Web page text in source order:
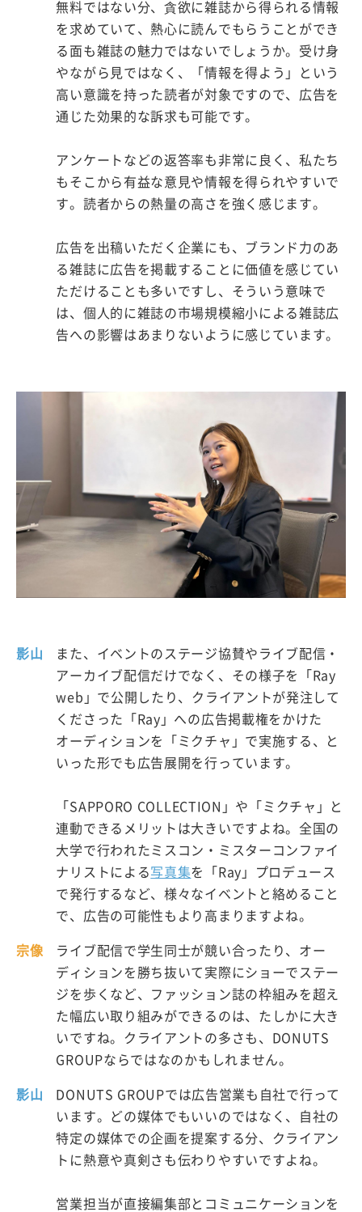
無料ではない分、貪欲に雑誌から得られる情報
を求めていて、熱心に読んでもらうことができ
る面も雑誌の魅力ではないでしょうか。受け身
やながら見ではなく、「情報を得よう」という
高い意識を持った読者が対象ですので、広告を
通じた効果的な訴求も可能です。
アンケートなどの返答率も非常に良く、私たち
もそこから有益な意見や情報を得られやすいで
す。読者からの熱量の高さを強く感じます。
広告を出稿いただく企業にも、ブランド力のあ
る雑誌に広告を掲載することに価値を感じてい
ただけることも多いですし、そういう意味で
は、個人的に雑誌の市場規模縮小による雑誌広
告への影響はあまりないように感じています。
影山
また、イベントのステージ協賛やライブ配信・
アーカイブ配信だけでなく、その様子を「Ray
web」で公開したり、クライアントが発注して
くださった「Ray」への広告掲載権をかけた
オーディションを「ミクチャ」で実施する、と
いった形でも広告展開を行っています。
「SAPPORO COLLECTION」や「ミクチャ」と
連動できるメリットは大きいですよね。全国の
大学で行われたミスコン・ミスターコンファイ
ナリストによる写真集を「Ray」プロデュース
で発行するなど、様々なイベントと絡めること
で、広告の可能性もより高まりますよね。
宗像
ライブ配信で学生同士が競い合ったり、オー
ディションを勝ち抜いて実際にショーでステー
ジを歩くなど、ファッション誌の枠組みを超え
た幅広い取り組みができるのは、たしかに大き
いですね。クライアントの多さも、DONUTS
GROUPならではなのかもしれません。
影山
DONUTS GROUPでは広告営業も自社で行って
います。どの媒体でもいいのではなく、自社の
特定の媒体での企画を提案する分、クライアン
トに熱意や真剣さも伝わりやすいですよね。
営業担当が直接編集部とコミュニケーションを